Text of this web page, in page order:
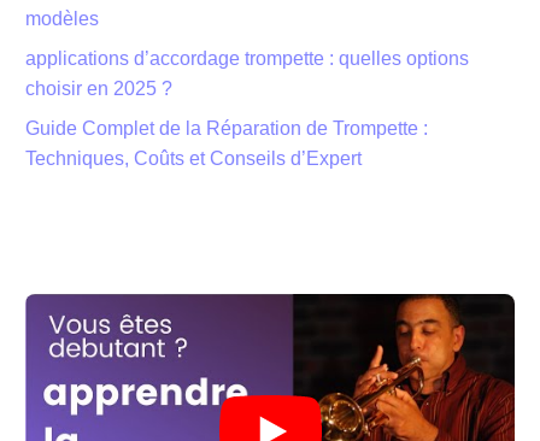
modèles
applications d’accordage trompette : quelles options
choisir en 2025 ?
Guide Complet de la Réparation de Trompette :
Techniques, Coûts et Conseils d’Expert